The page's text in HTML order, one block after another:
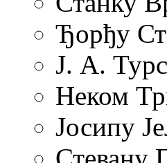
Ђорђу
Ј. А.
Неком
Јосипу